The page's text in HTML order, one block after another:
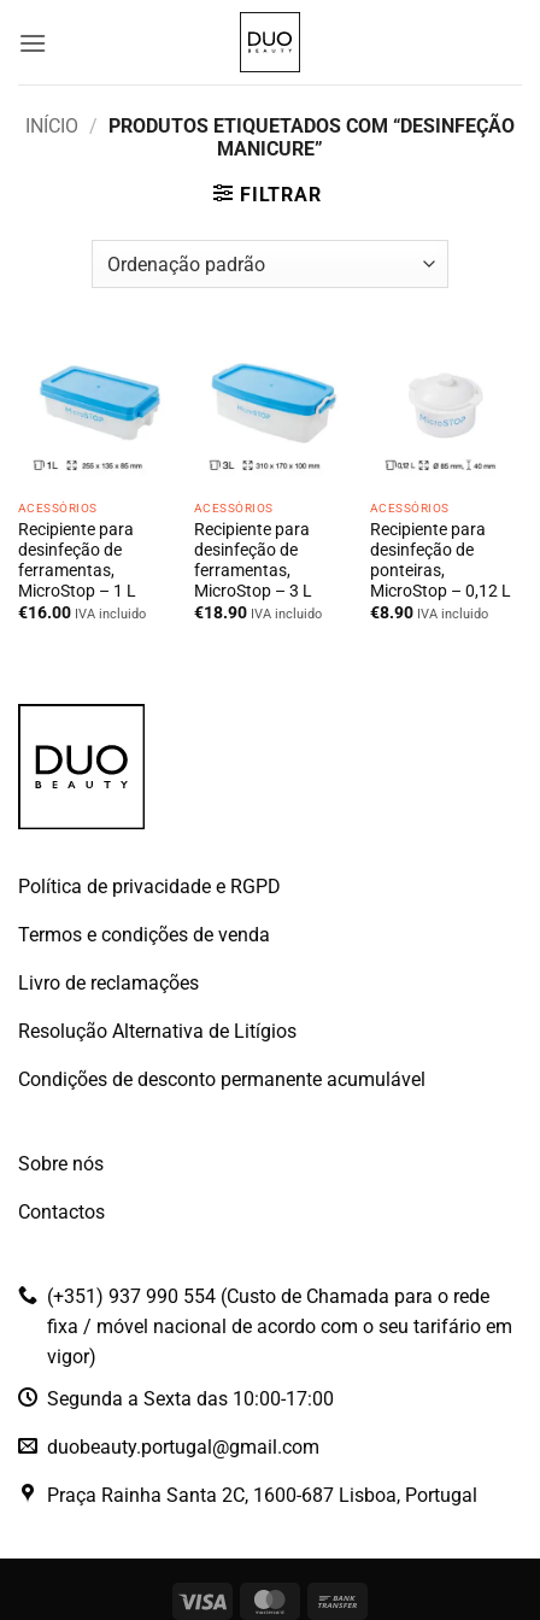
INÍCIO / PRODUTOS ETIQUETADOS COM “DESINFEÇÃO
MANICURE”
FILTRAR
ACESSÓRIOS
Recipiente para
desinfeção de
ferramentas,
MicroStop – 1 L
€16.00 IVA incluido
ACESSÓRIOS
Recipiente para
desinfeção de
ferramentas,
MicroStop – 3 L
€18.90 IVA incluido
ACESSÓRIOS
Recipiente para
desinfeção de
ponteiras,
MicroStop – 0,12 L
€8.90 IVA incluido
Política de privacidade e RGPD
Termos e condições de venda
Livro de reclamações
Resolução Alternativa de Litígios
Condições de desconto permanente acumulável
Sobre nós
Contactos
(+351) 937 990 554 (Custo de Chamada para o rede
fixa / móvel nacional de acordo com o seu tarifário em
vigor)
Segunda a Sexta das 10:00-17:00
duobeauty.portugal@gmail.com
Praça Rainha Santa 2C, 1600-687 Lisboa, Portugal
Visa MasterCard